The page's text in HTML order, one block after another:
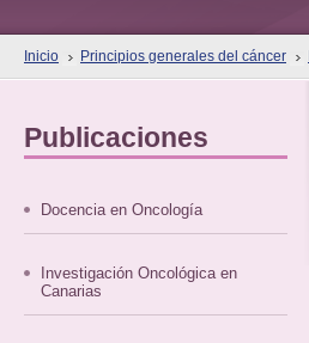
Inicio Principios generales del cáncer
Publicaciones
Docencia en Oncología
Investigación Oncológica en
Canarias